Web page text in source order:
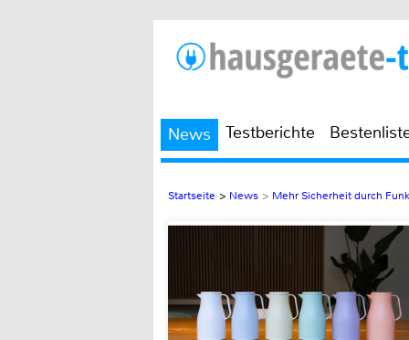
News Testberichte
Startseite > News > Mehr Sicherheit durch